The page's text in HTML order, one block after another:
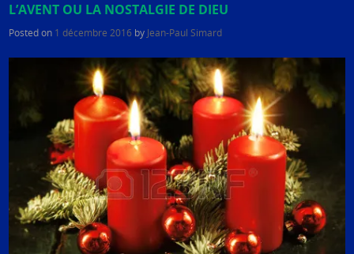
L’AVENT OU LA NOSTALGIE DE DIEU
Posted on 1 décembre 2016 by Jean-Paul Simard